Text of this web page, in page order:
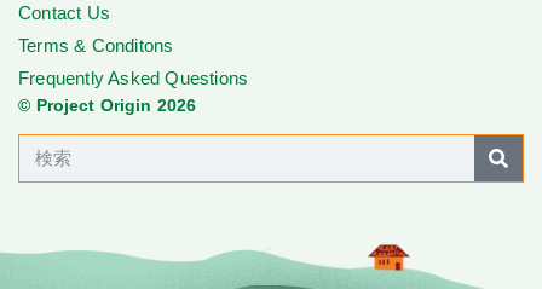
Contact Us
Terms & Conditons
Frequently Asked Questions
© Project Origin 2026